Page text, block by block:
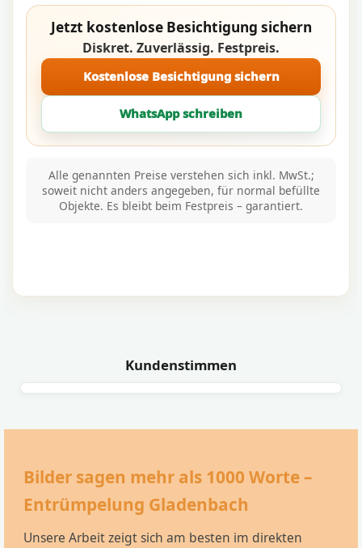
Jetzt kostenlose Besichtigung sichern
Diskret. Zuverlässig. Festpreis.
Kostenlose Besichtigung sichern
WhatsApp schreiben
Alle genannten Preise verstehen sich inkl. MwSt.;
soweit nicht anders angegeben, für normal befüllte
Objekte. Es bleibt beim Festpreis – garantiert.
Kundenstimmen
Bilder sagen mehr als 1000 Worte –
Entrümpelung Gladenbach
Unsere Arbeit zeigt sich am besten im direkten